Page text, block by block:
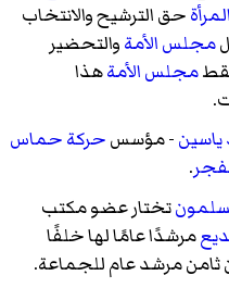
المرأةحق الترشيح والانتخاب
مجلس الأمةوالتحضير
مجلس الأمةهذا
- مؤسسحركة حماس
.
تختار عضو مكتب
مرشدًا عامًا لها خلفًا
ثامن مرشد عام للجماعة.